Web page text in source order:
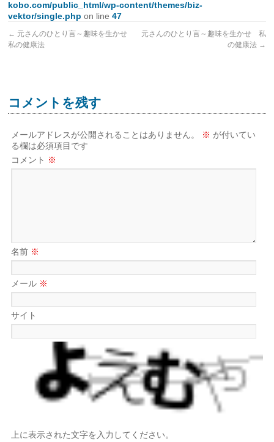
kobo.com/public_html/wp-content/themes/biz-
vektor/single.php on line47
← 元さんのひとり言～趣味を生かせ
私の健康法
元さんのひとり言～趣味を生かせ 私
の健康法 →
コメントを残す
メールアドレスが公開されることはありません。 ※ が付いてい
る欄は必須項目です
コメント ※
名前 ※
メール ※
サイト
上に表示された文字を入力してください。